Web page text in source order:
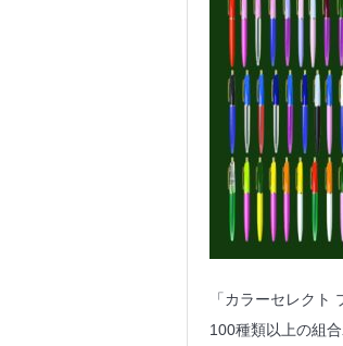
「カラーセレクト
100種類以上の組